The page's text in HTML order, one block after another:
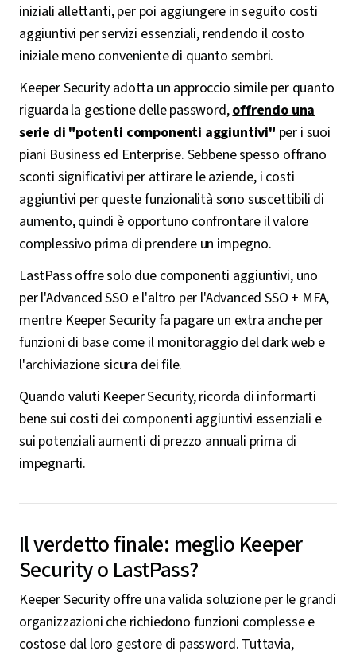
iniziali allettanti, per poi aggiungere in seguito costi
aggiuntivi per servizi essenziali, rendendo il costo
iniziale meno conveniente di quanto sembri.
Keeper Security adotta un approccio simile per quanto
riguarda la gestione delle password,offrendo una
serie di "potenti componenti aggiuntivi" per i suoi
piani Business ed Enterprise. Sebbene spesso offrano
sconti significativi per attirare le aziende, i costi
aggiuntivi per queste funzionalità sono suscettibili di
aumento, quindi è opportuno confrontare il valore
complessivo prima di prendere un impegno.
LastPass offre solo due componenti aggiuntivi, uno
per l'Advanced SSO e l'altro per l'Advanced SSO + MFA,
mentre Keeper Security fa pagare un extra anche per
funzioni di base come il monitoraggio del dark web e
l'archiviazione sicura dei file.
Quando valuti Keeper Security, ricorda di informarti
bene sui costi dei componenti aggiuntivi essenziali e
sui potenziali aumenti di prezzo annuali prima di
impegnarti.
Il verdetto finale: meglio Keeper
Security o LastPass?
Keeper Security offre una valida soluzione per le grandi
organizzazioni che richiedono funzioni complesse e
costose dal loro gestore di password. Tuttavia,